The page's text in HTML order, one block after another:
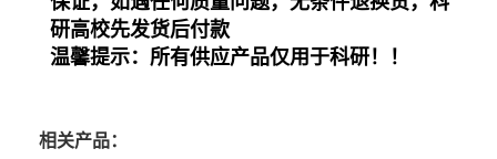
研高校先发货后付款
温馨提示： 所有供应产品仅用于科研！！
相关产品：